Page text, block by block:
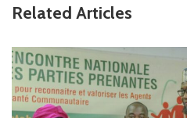
Related Articles